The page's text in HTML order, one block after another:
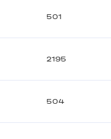
501
2195
504